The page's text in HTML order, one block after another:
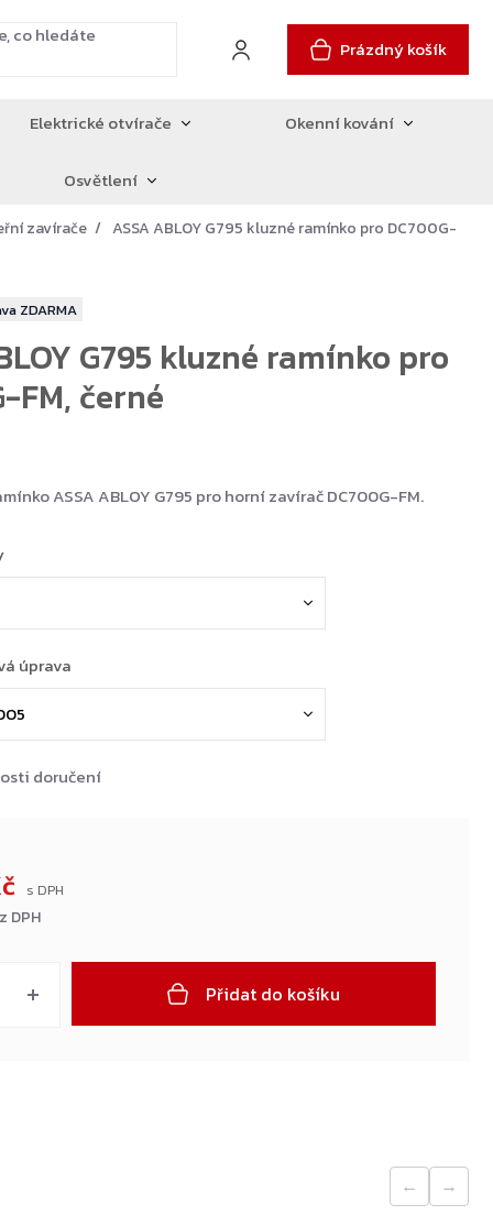
Prázdný košík
Elektrické otvírače Okenní kování
Osvětlení
zavírače ASSA ABLOY G795 kluzné ramínko pro DC700G-
ZDARMA
G795 kluzné ramínko pro
FM, černé
DPH
doručení
úprava
Přidat do košíku
ASSA ABLOY G795 pro horní zavírač DC700G-FM.
← →